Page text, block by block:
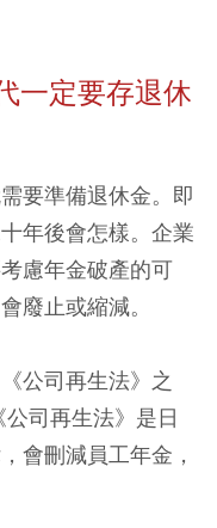
一定要存退休
要準備退休金。即
年後會怎樣。企業
慮年金破產的可
廢止或縮減。
公司再生法》之
司再生法》是日
會刪減員工年金，